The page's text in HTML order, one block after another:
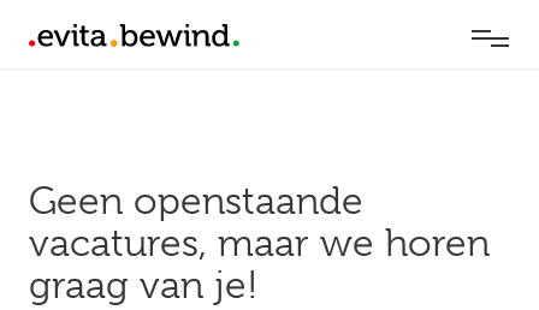
Geen openstaande
vacatures, maar we horen
graag van je!